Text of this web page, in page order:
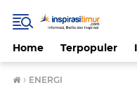
Home Terpopuler
› ENERGI